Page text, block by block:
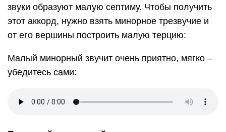
прозрачный: